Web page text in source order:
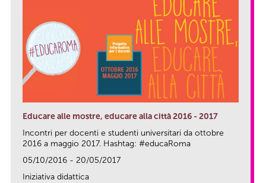
Educare alle mostre, educare alla città 2016 - 2017
Incontri per docenti e studenti universitari da ottobre
2016 a maggio 2017. Hashtag: #educaRoma
05/10/2016 - 20/05/2017
Iniziativa didattica